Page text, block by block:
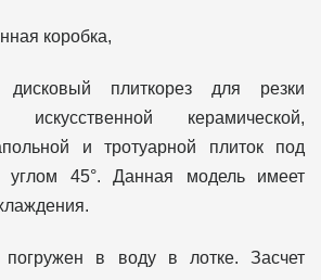
коробка,
дисковый плиткорез для резки
керамической,
и тротуарной плиток под
45°. Данная модель имеет
погружен в воду в лотке. Засчет